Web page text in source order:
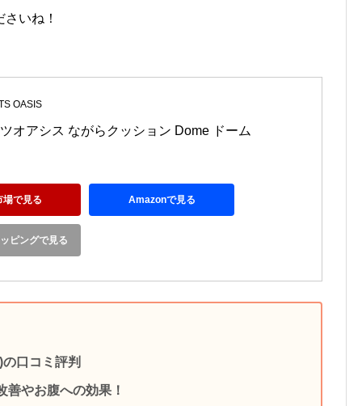
いね！
OASIS
オアシス ながらクッション Dome ドーム
場で見る Amazonで見る
ピングで見る
口コミ評判
やお腹への効果！